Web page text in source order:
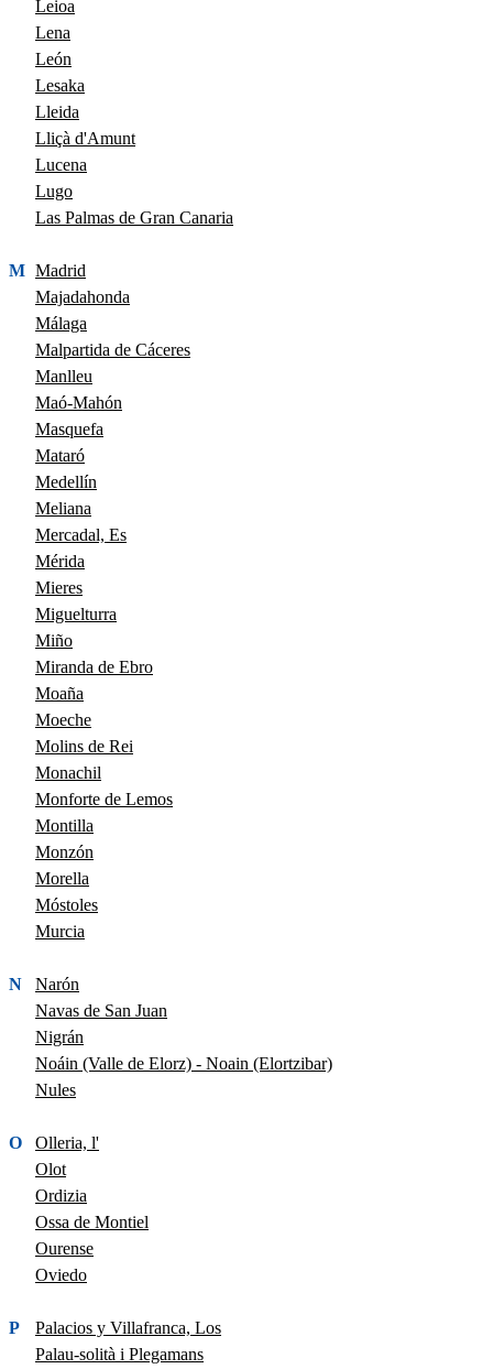
Leioa
Lena
León
Lesaka
Lleida
Lliçà d'Amunt
Lucena
Lugo
Las Palmas de Gran Canaria
M Madrid
Majadahonda
Málaga
Malpartida de Cáceres
Manlleu
Maó-Mahón
Masquefa
Mataró
Medellín
Meliana
Mercadal, Es
Mérida
Mieres
Miguelturra
Miño
Miranda de Ebro
Moaña
Moeche
Molins de Rei
Monachil
Monforte de Lemos
Montilla
Monzón
Morella
Móstoles
Murcia
N
Narón
Navas de San Juan
Nigrán
Noáin (Valle de Elorz) - Noain (Elortzibar)
Nules
O
Olleria, l'
Olot
Ordizia
Ossa de Montiel
Ourense
Oviedo
P
Palacios y Villafranca, Los
Palau-solità i Plegamans